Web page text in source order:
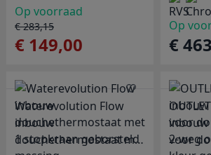
Op voorraad
€ 283,15
€ 149,00
Op
€
Waterevolution Flow
inbouw
douchethermostaat met
voor